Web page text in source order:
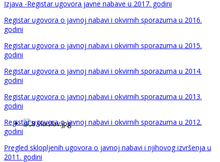
Izjava -Registar ugovora javne nabave u 2017. godini
Registar ugovora o javnoj nabavi i okvirnih sporazuma u 2016.
godini
Registar ugovora o javnoj nabavi i okvirnih sporazuma u 2015.
godini
Registar ugovora o javnoj nabavi i okvirnih sporazuma u 2014.
godini
Registar ugovora o javnoj nabavi i okvirnih sporazuma u 2013.
godini
Registar ugovora o javnoj nabavi i okvirnih sporazuma u 2012.
godini
Pregled sklopljenih ugovora o javnoj nabavi i njihovog izvršenja u
2011. godini